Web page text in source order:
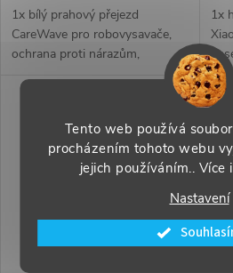
Tento web používá
procházením tohoto webu
jejich používáním..
Nastavení
1x bílý prahový přejezd
CareWave pro robovysavače,
ochrana proti nárazům,
1x
a